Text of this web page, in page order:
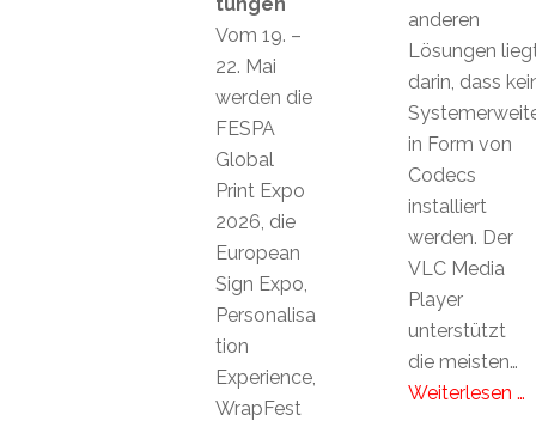
anderen
Lösungen
darin, dass
in Form von
Codecs
installiert
werden. Der
VLC Media
Player
unterstützt
die meisten…
Weiterlesen …
Vom 19. –
22. Mai
werden die
FESPA
Global
Print Expo
2026, die
European
Sign Expo,
Personalisa
tion
Experience,
WrapFest